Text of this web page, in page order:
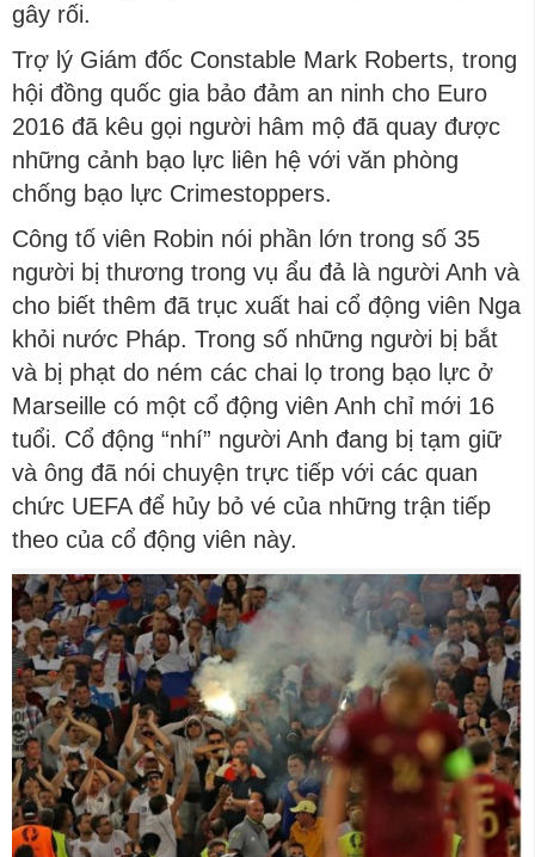
gây rối.
Trợ lý Giám đốc Constable Mark Roberts, trong
hội đồng quốc gia bảo đảm an ninh cho Euro
2016 đã kêu gọi người hâm mộ đã quay được
những cảnh bạo lực liên hệ với văn phòng
chống bạo lực Crimestoppers.
Công tố viên Robin nói phần lớn trong số 35
người bị thương trong vụ ẩu đả là người Anh và
cho biết thêm đã trục xuất hai cổ động viên Nga
khỏi nước Pháp. Trong số những người bị bắt
và bị phạt do ném các chai lọ trong bạo lực ở
Marseille có một cổ động viên Anh chỉ mới 16
tuổi. Cổ động “nhí” người Anh đang bị tạm giữ
và ông đã nói chuyện trực tiếp với các quan
chức UEFA để hủy bỏ vé của những trận tiếp
theo của cổ động viên này.